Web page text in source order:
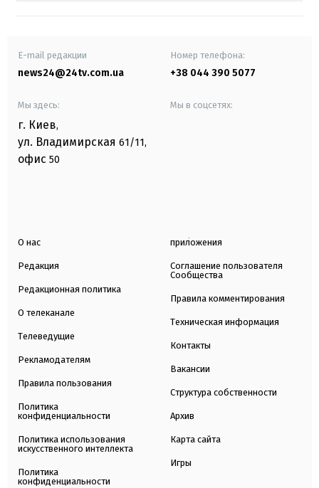
E-mail редакции
news24@24tv.com.ua
Номер телефона:
+38 044 390 5077
Мы здесь:
г. Киев,
ул. Владимирская 61/11,
офис 50
Мы в соцсетях:
О нас
Редакция
Редакционная политика
О телеканале
Телеведущие
Рекламодателям
Правила пользования
Политика
конфиденциальности
Политика использования
искусственного интеллекта
Политика
конфиденциальности
приложения
Соглашение пользователя
Сообщества
Правила комментирования
Техническая информация
Контакты
Вакансии
Структура собственности
Архив
Карта сайта
Игры